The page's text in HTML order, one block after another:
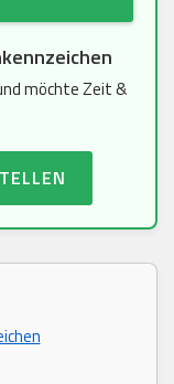
möchte Zeit &